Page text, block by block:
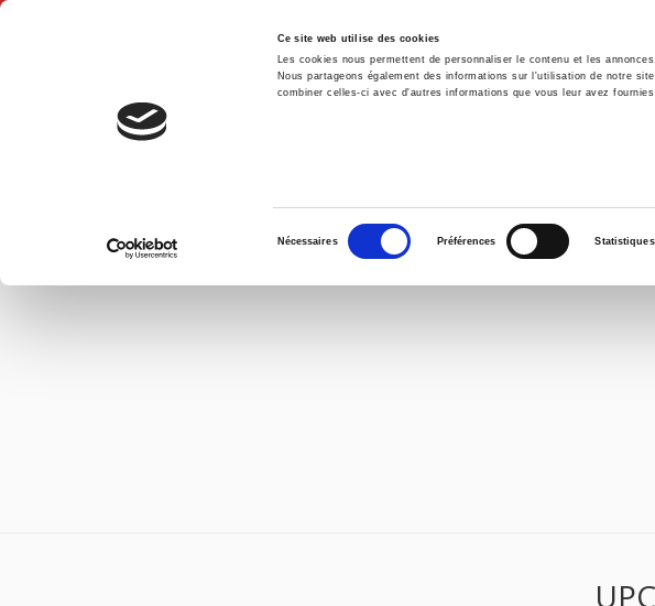
Ce site web utilise des cookies
Les cookies nous permettent de personnaliser le contenu et les
Nous partageons également des informations sur l'utilisation de notre
combiner celles-ci avec d'autres informations que vous leur avez
consentement
Nécessaires Préférences Statistiques
Home